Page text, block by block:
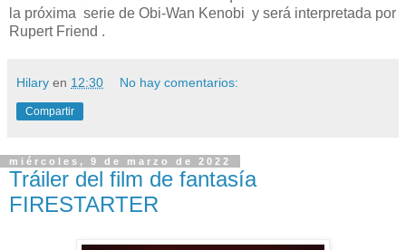
la próxima serie de Obi-Wan Kenobi y será interpretada por
Rupert Friend .
Hilary en 12:30 No hay comentarios:
Compartir
miércoles, 9 de marzo de 2022
Tráiler del film de fantasía
FIRESTARTER